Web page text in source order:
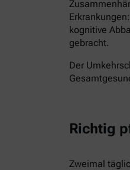
kognitive
gebracht.
Der
Richtig
Zweimal